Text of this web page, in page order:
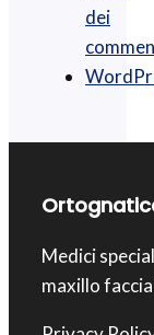
dei
Medici
maxillo